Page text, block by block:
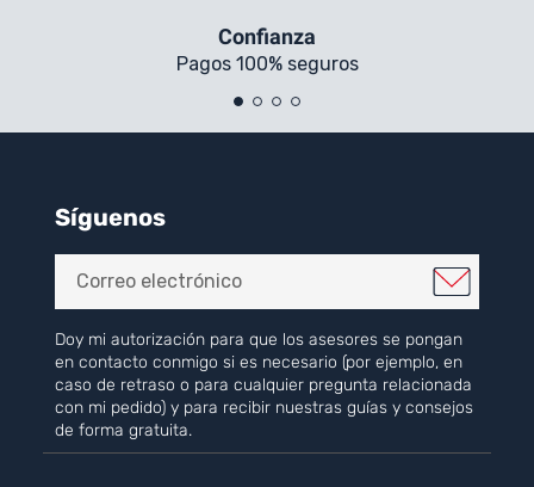
Confianza
Pagos 100% seguros
Síguenos
Doy mi autorización para que los asesores se pongan
en contacto conmigo si es necesario (por ejemplo, en
caso de retraso o para cualquier pregunta relacionada
con mi pedido) y para recibir nuestras guías y consejos
de forma gratuita.